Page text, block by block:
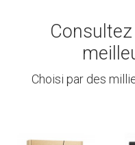
Choisi par des